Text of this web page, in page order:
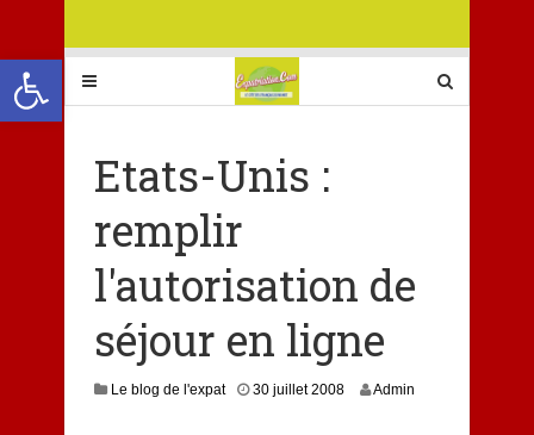
Ouvrir la barre d’outils
Etats-Unis :
remplir
l'autorisation de
séjour en ligne
Le blog de l'expat 30 juillet 2008 Admin